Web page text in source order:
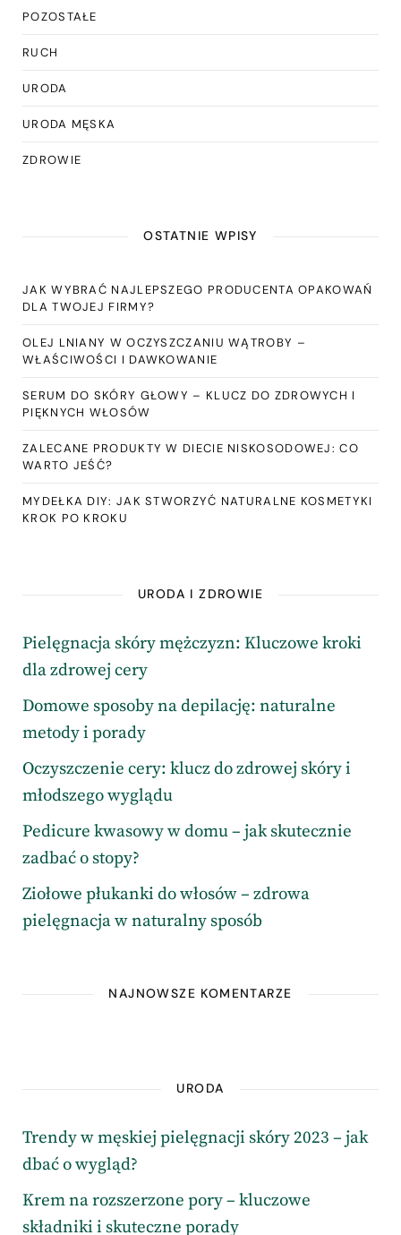
POZOSTAŁE
RUCH
URODA
URODA MĘSKA
ZDROWIE
OSTATNIE WPISY
JAK WYBRAĆ NAJLEPSZEGO PRODUCENTA OPAKOWAŃ
DLA TWOJEJ FIRMY?
OLEJ LNIANY W OCZYSZCZANIU WĄTROBY –
WŁAŚCIWOŚCI I DAWKOWANIE
SERUM DO SKÓRY GŁOWY – KLUCZ DO ZDROWYCH I
PIĘKNYCH WŁOSÓW
ZALECANE PRODUKTY W DIECIE NISKOSODOWEJ: CO
WARTO JEŚĆ?
MYDEŁKA DIY: JAK STWORZYĆ NATURALNE KOSMETYKI
KROK PO KROKU
URODA I ZDROWIE
Pielęgnacja skóry mężczyzn: Kluczowe kroki
dla zdrowej cery
Domowe sposoby na depilację: naturalne
metody i porady
Oczyszczenie cery: klucz do zdrowej skóry i
młodszego wyglądu
Pedicure kwasowy w domu – jak skutecznie
zadbać o stopy?
Ziołowe płukanki do włosów – zdrowa
pielęgnacja w naturalny sposób
NAJNOWSZE KOMENTARZE
URODA
Trendy w męskiej pielęgnacji skóry 2023 – jak
dbać o wygląd?
Krem na rozszerzone pory – kluczowe
składniki i skuteczne porady